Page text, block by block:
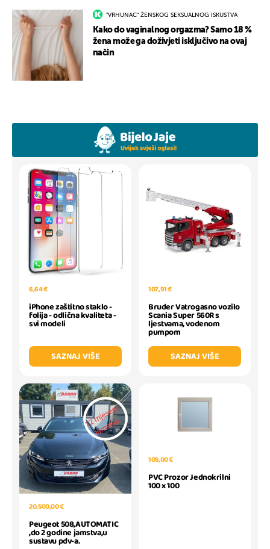
"VRHUNAC" ŽENSKOG SEKSUALNOG ISKUSTVA
Kako do vaginalnog orgazma? Samo 18 %
žena može ga doživjeti isključivo na ovaj
način
6,64 €
iPhone zaštitno staklo -
folija - odlična kvaliteta -
svi modeli
SAZNAJ VIŠE
107,91 €
Bruder Vatrogasno vozilo
Scania Super 560R s
ljestvama, vodenom
pumpom
SAZNAJ VIŠE
20.500,00 €
Peugeot 508,AUTOMATIC
,do 2 godine jamstva,u
sustavu pdv-a.
105,00 €
PVC Prozor Jednokrilni
100 x 100